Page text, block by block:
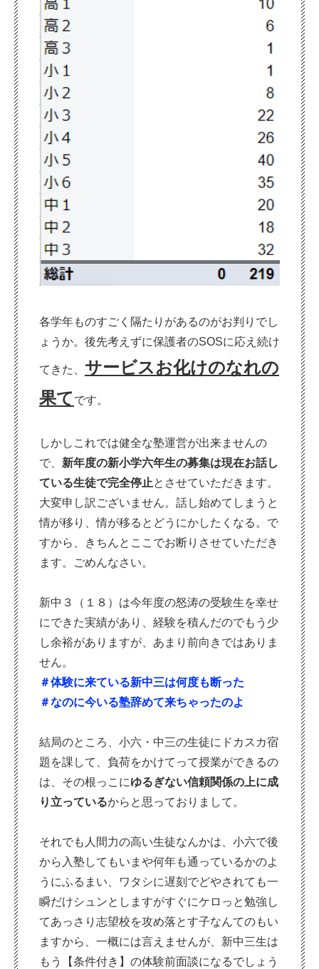
各学年ものすごく隔たりがあるのがお判りでし
ょうか。後先考えずに保護者のSOSに応え続け
てきた、 サービスお化けのなれの
果て です。
しかしこれでは健全な塾運営が出来ませんの
で、 新年度の新小学六年生の募集は現在お話し
ている生徒で完全停止とさせていただきます。
大変申し訳ございません。話し始めてしまうと
情が移り、情が移るとどうにかしたくなる。で
すから、きちんとここでお断りさせていただき
ます。ごめんなさい。
新中３（１８）は今年度の怒涛の受験生を幸せ
にできた実績があり、経験を積んだのでもう少
し余裕がありますが、あまり前向きではありま
せん。
＃体験に来ている新中三は何度も断った
＃なのに今いる塾辞めて来ちゃったのよ
結局のところ、小六・中三の生徒にドカスカ宿
題を課して、負荷をかけてって授業ができるの
は、その根っこにゆるぎない信頼関係の上に成
り立っているからと思っておりまして。
それでも人間力の高い生徒なんかは、小六で後
から入塾してもいまや何年も通っているかのよ
うにふるまい、ワタシに遅刻でどやされても一
瞬だけシュンとしますがすぐにケロっと勉強し
てあっさり志望校を攻め落とす子なんてのもい
ますから、一概には言えませんが、新中三生は
もう【条件付き】の体験前面談になるでしょう